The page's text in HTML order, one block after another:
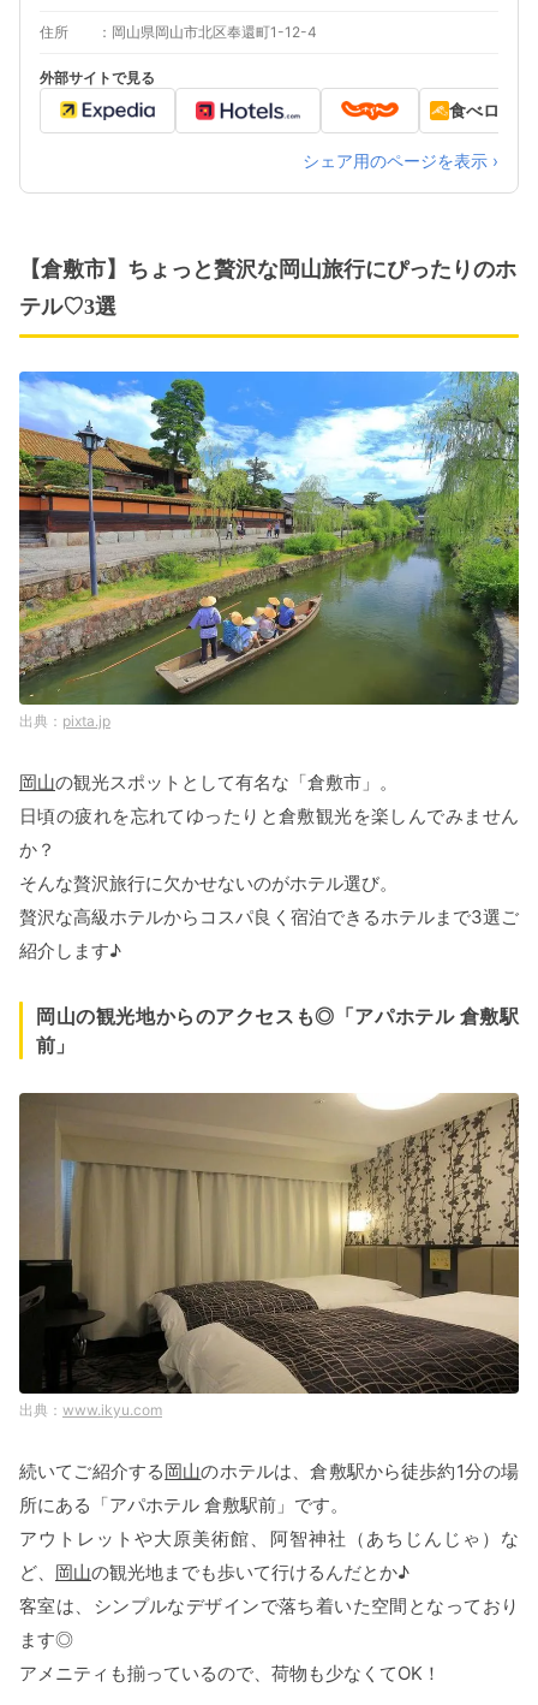
住所 岡山県岡山市北区奉還町1-12-4
外部サイトで見る
食べログ
シェア用のページを表示 ›
【倉敷市】ちょっと贅沢な岡山旅行にぴったりのホ
テル♡3選
pixta.jp
岡山の観光スポットとして有名な「倉敷市」。
日頃の疲れを忘れてゆったりと倉敷観光を楽しんでみません
か？
そんな贅沢旅行に欠かせないのがホテル選び。
贅沢な高級ホテルからコスパ良く宿泊できるホテルまで3選ご
紹介します♪
岡山の観光地からのアクセスも◎「アパホテル 倉敷駅
前」
www.ikyu.com
続いてご紹介する岡山のホテルは、倉敷駅から徒歩約1分の場
所にある「アパホテル 倉敷駅前」です。
アウトレットや大原美術館、阿智神社（あちじんじゃ）な
ど、 岡山の観光地までも歩いて行けるんだとか♪
客室は、シンプルなデザインで落ち着いた空間となっており
ます◎
アメニティも揃っているので、荷物も少なくてOK！